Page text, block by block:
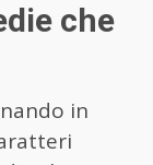
che
in